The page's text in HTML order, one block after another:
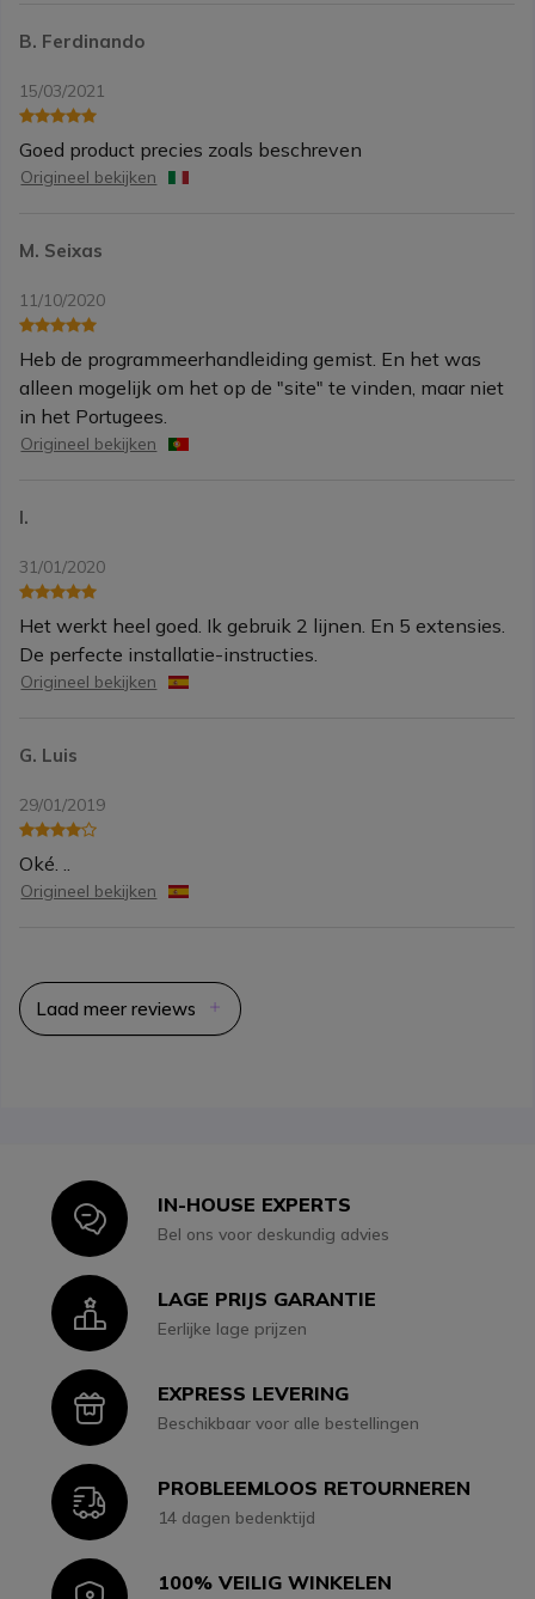
B. Ferdinando
15/03/2021
Goed product precies zoals beschreven
Origineel bekijken
M. Seixas
11/10/2020
Heb de programmeerhandleiding gemist. En het was
alleen mogelijk om het op de "site" te vinden, maar niet
in het Portugees.
Origineel bekijken
I.
31/01/2020
Het werkt heel goed. Ik gebruik 2 lijnen. En 5 extensies.
De perfecte installatie-instructies.
Origineel bekijken
G. Luis
29/01/2019
Oké. ..
Origineel bekijken
Laad meer reviews
IconIN-HOUSE EXPERTS
Bel ons voor deskundig advies
IconLAGE PRIJS GARANTIE
Eerlijke lage prijzen
IconEXPRESS LEVERING
Beschikbaar voor alle bestellingen
IconPROBLEEMLOOS RETOURNEREN
14 dagen bedenktijd
100% VEILIG WINKELEN